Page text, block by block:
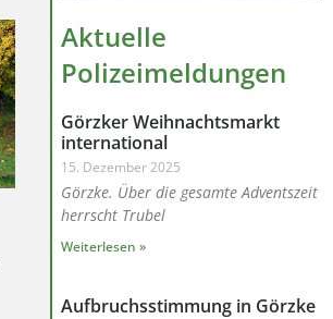
Aktuelle
Polizeimeldungen
Görzker Weihnachtsmarkt
international
15. Dezember 2025
Görzke. Über die gesamte Adventszeit
herrscht Trubel
Weiterlesen »
Aufbruchsstimmung in Görzke